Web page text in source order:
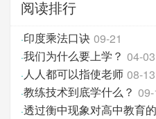
阅读排行
·印度乘法口诀 09-21
·我们为什么要上学？ 04-03
· 人人都可以指使老师 08-13
·教练技术到底学什么？
·透过衡中现象对高中教育